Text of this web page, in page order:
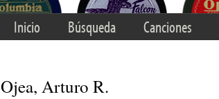
Inicio Búsqueda Canciones
Ojea, Arturo R.